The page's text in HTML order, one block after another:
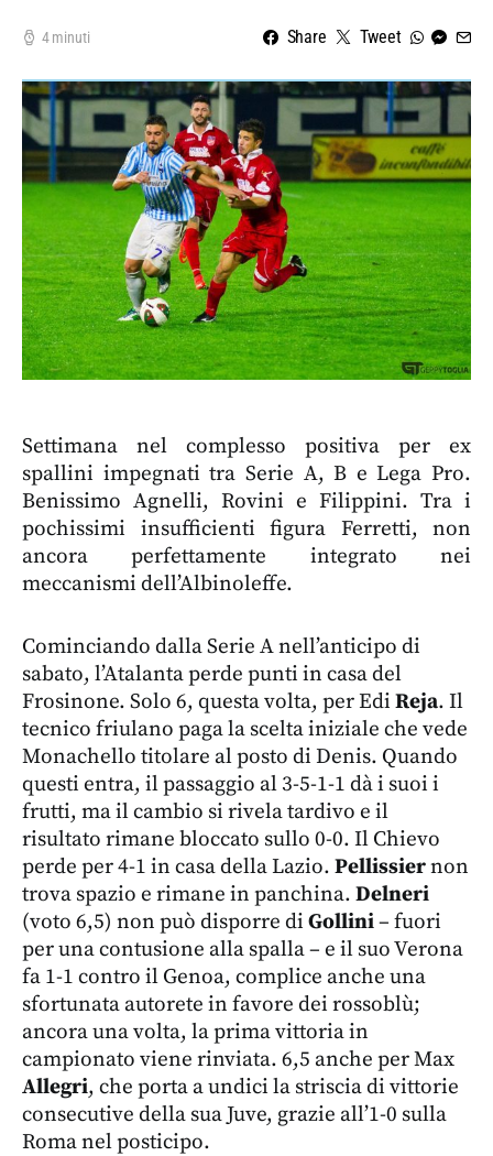
4 minuti Share Tweet
Settimana nel complesso positiva per ex
spallini impegnati tra Serie A, B e Lega Pro.
Benissimo Agnelli, Rovini e Filippini. Tra i
pochissimi insufficienti figura Ferretti, non
ancora perfettamente integrato nei
meccanismi dell’Albinoleffe.
Cominciando dalla Serie A nell’anticipo di
sabato, l’Atalanta perde punti in casa del
Frosinone. Solo 6, questa volta, per Edi Reja. Il
tecnico friulano paga la scelta iniziale che vede
Monachello titolare al posto di Denis. Quando
questi entra, il passaggio al 3-5-1-1 dà i suoi i
frutti, ma il cambio si rivela tardivo e il
risultato rimane bloccato sullo 0-0. Il Chievo
perde per 4-1 in casa della Lazio. Pellissiernon
trova spazio e rimane in panchina. Delneri
(voto 6,5) non può disporre di Gollini– fuori
per una contusione alla spalla – e il suo Verona
fa 1-1 contro il Genoa, complice anche una
sfortunata autorete in favore dei rossoblù;
ancora una volta, la prima vittoria in
campionato viene rinviata. 6,5 anche per Max
Allegri, che porta a undici la striscia di vittorie
consecutive della sua Juve, grazie all’1-0 sulla
Roma nel posticipo.